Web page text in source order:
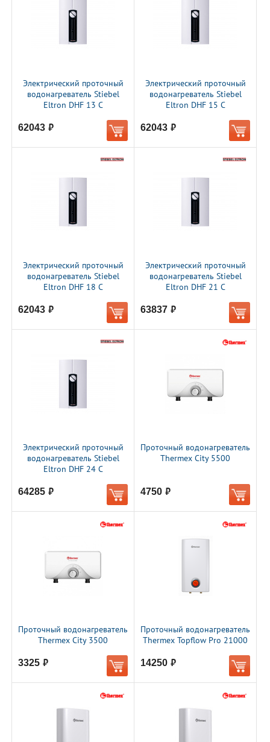
Электрический проточный
водонагреватель Stiebel
Eltron DHF 13 C
62043 руб.
Электрический проточный
водонагреватель Stiebel
Eltron DHF 15 C
62043 руб.
Электрический проточный
водонагреватель Stiebel
Eltron DHF 18 C
62043 руб.
Электрический проточный
водонагреватель Stiebel
Eltron DHF 21 C
63837 руб.
Электрический проточный
водонагреватель Stiebel
Eltron DHF 24 C
64285 руб.
Проточный водонагреватель
Thermex City 5500
4750 руб.
Проточный водонагреватель
Thermex City 3500
3325 руб.
Проточный водонагреватель
Thermex Topflow Pro 21000
14250 руб.